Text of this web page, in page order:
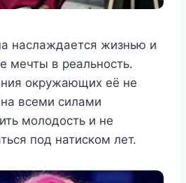
наслаждается жизнью и
мечты в реальность.
окружающих её не
всеми силами
молодость и не
под натиском лет.